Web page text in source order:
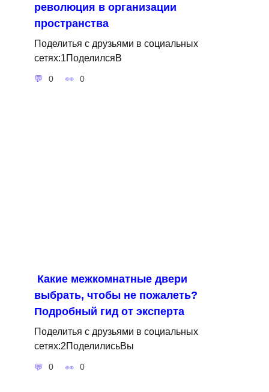
революция в организации
пространства
Поделитья с друзьями в социальных
сетях:1ПоделилсяВ
0 0
Какие межкомнатные двери
выбрать, чтобы не пожалеть?
Подробный гид от эксперта
Поделитья с друзьями в социальных
сетях:2ПоделилисьВы
0 0